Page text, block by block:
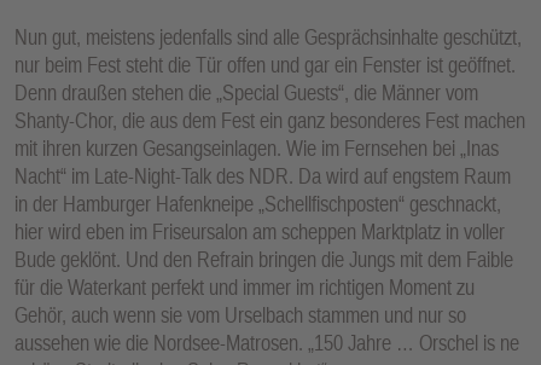
Nun gut, meistens jedenfalls sind alle Gesprächsinhalte geschützt,
nur beim Fest steht die Tür offen und gar ein Fenster ist geöffnet.
Denn draußen stehen die „Special Guests“, die Männer vom
Shanty-Chor, die aus dem Fest ein ganz besonderes Fest machen
mit ihren kurzen Gesangseinlagen. Wie im Fernsehen bei „Inas
Nacht“ im Late-Night-Talk des NDR. Da wird auf engstem Raum
in der Hamburger Hafenkneipe „Schellfischposten“ geschnackt,
hier wird eben im Friseursalon am scheppen Marktplatz in voller
Bude geklönt. Und den Refrain bringen die Jungs mit dem Faible
für die Waterkant perfekt und immer im richtigen Moment zu
Gehör, auch wenn sie vom Urselbach stammen und nur so
aussehen wie die Nordsee-Matrosen. „150 Jahre … Orschel is ne